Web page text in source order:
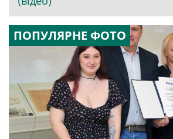
ПОПУЛЯРНЕ ФОТО